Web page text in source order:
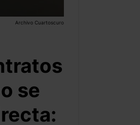
Archivo Cuartoscuro
se